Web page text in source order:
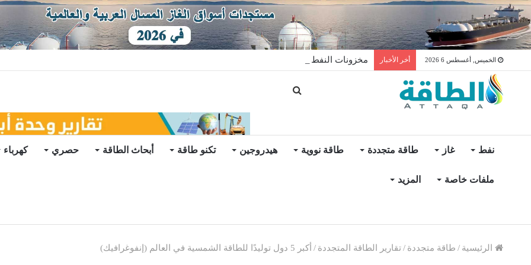
الخميس, أغسطس 6 2026 أخر الأخبار مخزونات النفط الأميركية ترتفع 2.5 مليون برميل عكس التوقعات
نفط غاز طاقة متجددة طاقة نووية هيدروجين تكنو طاقة أبحاث الطاقة حصري كهرباء
ملفات خاصة المزيد
الرئيسية / طاقة متجددة /تقارير الطاقة المتجددة / أكبر 5 دول توليدًا للطاقة الشمسية في العالم (إنفوغرافيك)